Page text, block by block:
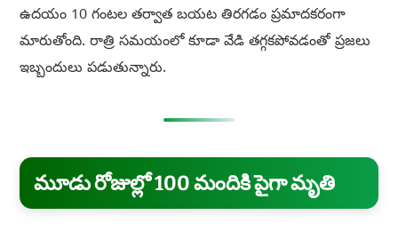
ఉదయం 10 గంటల తర్వాత బయట తిరగడం ప్రమాదకరంగా
మారుతోంది. రాత్రి సమయంలో కూడా వేడి తగ్గకపోవడంతో ప్రజలు
ఇబ్బందులు పడుతున్నారు.
మూడు రోజుల్లో 100 మందికి పైగా మృతి